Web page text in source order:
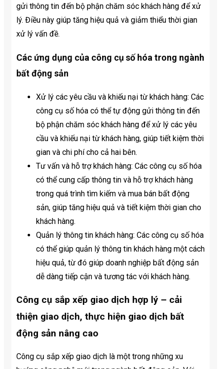
gửi thông tin đến bộ phận chăm sóc khách hàng để xử
lý. Điều này giúp tăng hiệu quả và giảm thiểu thời gian
xử lý vấn đề.
Các ứng dụng của công cụ số hóa trong ngành
bất động sản
Xử lý các yêu cầu và khiếu nại từ khách hàng: Các
công cụ số hóa có thể tự động gửi thông tin đến
bộ phận chăm sóc khách hàng để xử lý các yêu
cầu và khiếu nại từ khách hàng, giúp tiết kiệm thời
gian và chi phí cho cả hai bên.
Tư vấn và hỗ trợ khách hàng: Các công cụ số hóa
có thể cung cấp thông tin và hỗ trợ khách hàng
trong quá trình tìm kiếm và mua bán bất động
sản, giúp tăng hiệu quả và tiết kiệm thời gian cho
khách hàng.
Quản lý thông tin khách hàng: Các công cụ số hóa
có thể giúp quản lý thông tin khách hàng một cách
hiệu quả, từ đó giúp doanh nghiệp bất động sản
dễ dàng tiếp cận và tương tác với khách hàng.
Công cụ sắp xếp giao dịch hợp lý – cải
thiện giao dịch, thực hiện giao dịch bất
động sản nâng cao
Công cụ sắp xếp giao dịch là một trong những xu